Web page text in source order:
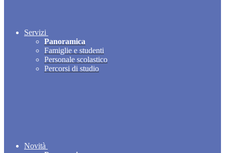
Servizi
Panoramica
Famiglie e studenti
Personale scolastico
Percorsi di studio
Novità